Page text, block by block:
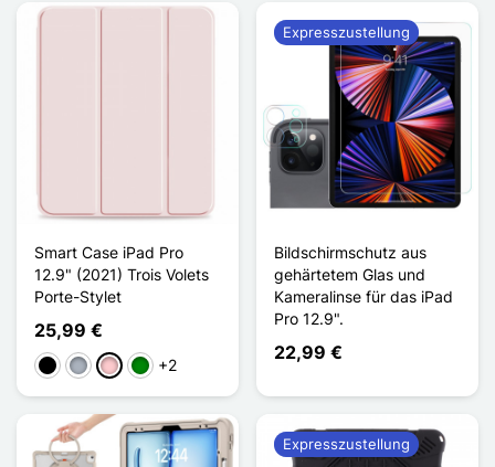
Smart Case iPad Pro
12.9" (2021) Trois Volets
Porte-Stylet
25,99 €
Schwarz
GrauPinkGrün+2
Bildschirmschutz aus
gehärtetem Glas und
Kameralinse für das iPad
Pro 12.9".
22,99 €
Expresszustellung
Expresszustellung